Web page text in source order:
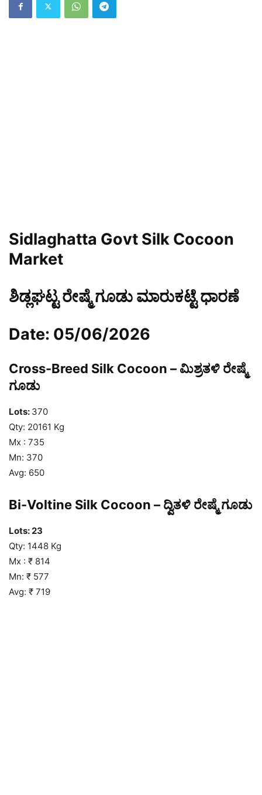
Sidlaghatta Govt Silk Cocoon
Market
ಶಿಡ್ಲಘಟ್ಟ ರೇಷ್ಮೆ ಗೂಡು ಮಾರುಕಟ್ಟೆ ಧಾರಣೆ
Date: 05/06/2026
Cross-Breed Silk Cocoon – ಮಿಶ್ರತಳಿ ರೇಷ್ಮೆ
ಗೂಡು
Lots: 370
Qty: 20161 Kg
Mx : 735
Mn: 370
Avg: 650
Bi-Voltine Silk Cocoon – ದ್ವಿತಳಿ ರೇಷ್ಮೆ ಗೂಡು
Lots: 23
Qty: 1448 Kg
Mx : ₹ 814
Mn: ₹ 577
Avg: ₹ 719